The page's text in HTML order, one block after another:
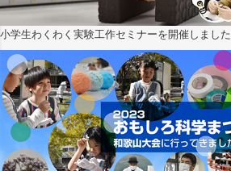
小学生わくわく実験工作セミナーを開催しました